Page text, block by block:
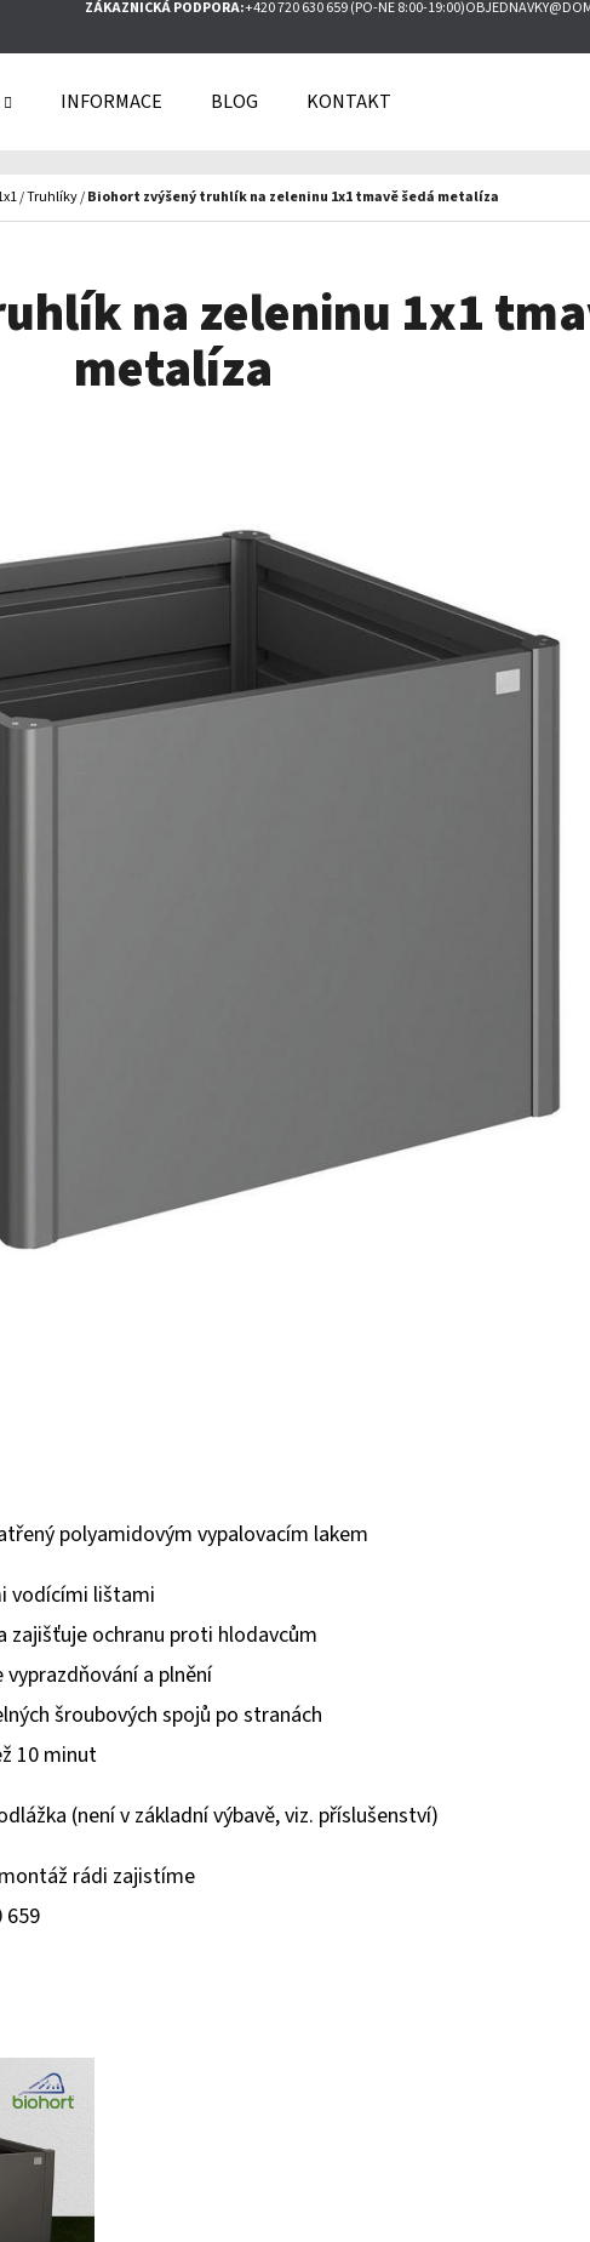
ZÁKAZNICKÁ PODPORA:+420 720 630 659 (PO-NE 8:00-19:00)
INFORMACE BLOG KONTAKT
/Truhlíky/Biohort zvýšený truhlík na zeleninu 1x1 tmavě šedá metalíza
na zeleninu 1x1
metalíza
polyamidovým vypalovacím lakem
vodícími lištami
zajišťuje ochranu proti hlodavcům
a plnění
šroubových spojů po stranách
10 minut
(není v základní výbavě, viz. příslušenství)
rádi zajistíme
659